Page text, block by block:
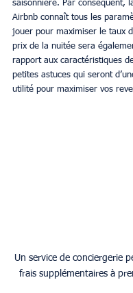
saisonnière. Par conséquent,
Airbnb connaît tous les
jouer pour maximiser le taux
prix de la nuitée sera
rapport aux caractéristiques
petites astuces qui seront
utilité pour maximiser vos
Un service de conciergerie
frais supplémentaires à